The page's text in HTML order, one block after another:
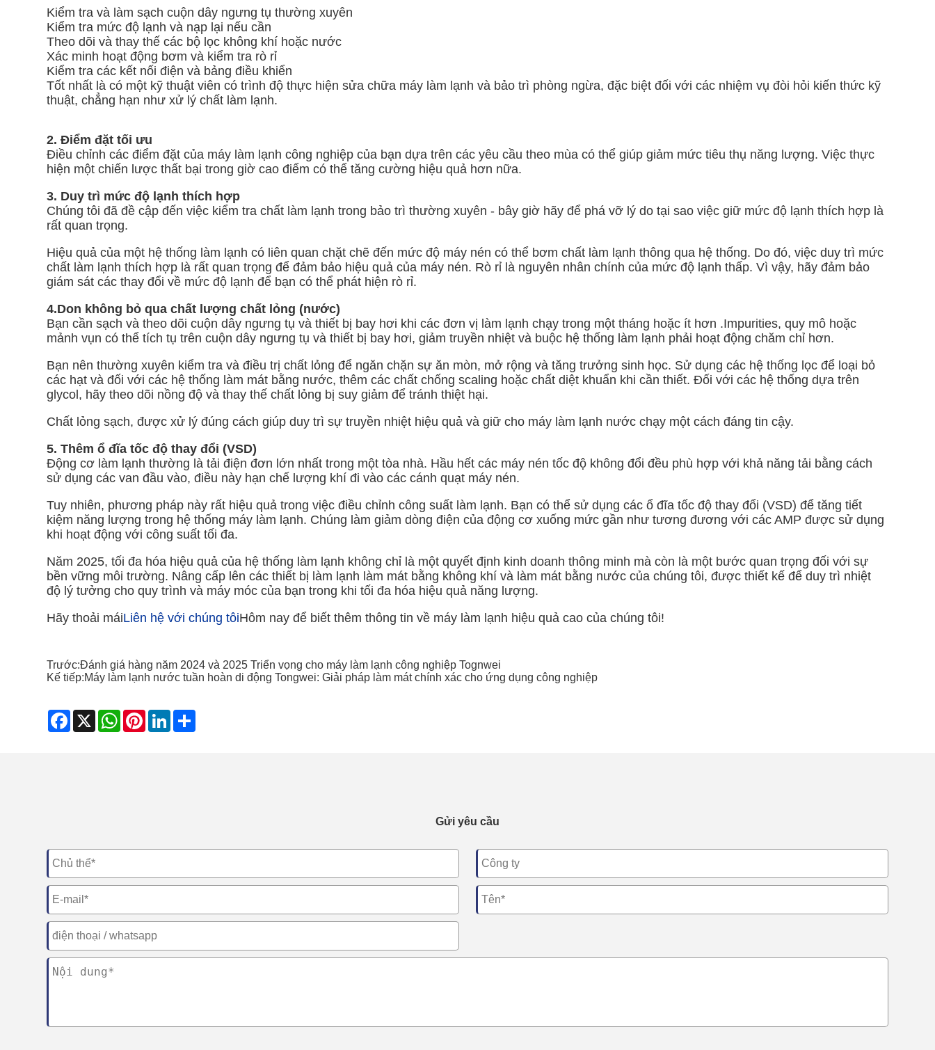
Kiểm tra và làm sạch cuộn dây ngưng tụ thường xuyên
Kiểm tra mức độ lạnh và nạp lại nếu cần
Theo dõi và thay thế các bộ lọc không khí hoặc nước
Xác minh hoạt động bơm và kiểm tra rò rỉ
Kiểm tra các kết nối điện và bảng điều khiển
Tốt nhất là có một kỹ thuật viên có trình độ thực hiện sửa chữa máy làm lạnh và bảo trì phòng ngừa, đặc biệt đối với các nhiệm vụ đòi hỏi kiến ​​thức kỹ
thuật, chẳng hạn như xử lý chất làm lạnh.
2. Điểm đặt tối ưu
Điều chỉnh các điểm đặt của máy làm lạnh công nghiệp của bạn dựa trên các yêu cầu theo mùa có thể giúp giảm mức tiêu thụ năng lượng. Việc thực
hiện một chiến lược thất bại trong giờ cao điểm có thể tăng cường hiệu quả hơn nữa.
3. Duy trì mức độ lạnh thích hợp
Chúng tôi đã đề cập đến việc kiểm tra chất làm lạnh trong bảo trì thường xuyên - bây giờ hãy để phá vỡ lý do tại sao việc giữ mức độ lạnh thích hợp là
rất quan trọng.
Hiệu quả của một hệ thống làm lạnh có liên quan chặt chẽ đến mức độ máy nén có thể bơm chất làm lạnh thông qua hệ thống. Do đó, việc duy trì mức
chất làm lạnh thích hợp là rất quan trọng để đảm bảo hiệu quả của máy nén. Rò rỉ là nguyên nhân chính của mức độ lạnh thấp. Vì vậy, hãy đảm bảo
giám sát các thay đổi về mức độ lạnh để bạn có thể phát hiện rò rỉ.
4.Don không bỏ qua chất lượng chất lỏng (nước)
Bạn cần sạch và theo dõi cuộn dây ngưng tụ và thiết bị bay hơi khi các đơn vị làm lạnh chạy trong một tháng hoặc ít hơn .Impurities, quy mô hoặc
mảnh vụn có thể tích tụ trên cuộn dây ngưng tụ và thiết bị bay hơi, giảm truyền nhiệt và buộc hệ thống làm lạnh phải hoạt động chăm chỉ hơn.
Bạn nên thường xuyên kiểm tra và điều trị chất lỏng để ngăn chặn sự ăn mòn, mở rộng và tăng trưởng sinh học. Sử dụng các hệ thống lọc để loại bỏ
các hạt và đối với các hệ thống làm mát bằng nước, thêm các chất chống scaling hoặc chất diệt khuẩn khi cần thiết. Đối với các hệ thống dựa trên
glycol, hãy theo dõi nồng độ và thay thế chất lỏng bị suy giảm để tránh thiệt hại.
Chất lỏng sạch, được xử lý đúng cách giúp duy trì sự truyền nhiệt hiệu quả và giữ cho máy làm lạnh nước chạy một cách đáng tin cậy.
5. Thêm ổ đĩa tốc độ thay đổi (VSD)
Động cơ làm lạnh thường là tải điện đơn lớn nhất trong một tòa nhà. Hầu hết các máy nén tốc độ không đổi đều phù hợp với khả năng tải bằng cách
sử dụng các van đầu vào, điều này hạn chế lượng khí đi vào các cánh quạt máy nén.
Tuy nhiên, phương pháp này rất hiệu quả trong việc điều chỉnh công suất làm lạnh. Bạn có thể sử dụng các ổ đĩa tốc độ thay đổi (VSD) để tăng tiết
kiệm năng lượng trong hệ thống máy làm lạnh. Chúng làm giảm dòng điện của động cơ xuống mức gần như tương đương với các AMP được sử dụng
khi hoạt động với công suất tối đa.
Năm 2025, tối đa hóa hiệu quả của hệ thống làm lạnh không chỉ là một quyết định kinh doanh thông minh mà còn là một bước quan trọng đối với sự
bền vững môi trường. Nâng cấp lên các thiết bị làm lạnh làm mát bằng không khí và làm mát bằng nước của chúng tôi, được thiết kế để duy trì nhiệt
độ lý tưởng cho quy trình và máy móc của bạn trong khi tối đa hóa hiệu quả năng lượng.
Hãy thoải máiLiên hệ với chúng tôiHôm nay để biết thêm thông tin về máy làm lạnh hiệu quả cao của chúng tôi!
Trước:Đánh giá hàng năm 2024 và 2025 Triển vọng cho máy làm lạnh công nghiệp Tognwei
Kế tiếp:Máy làm lạnh nước tuần hoàn di động Tongwei: Giải pháp làm mát chính xác cho ứng dụng công nghiệp
Facebook
X WhatsApp
PinterestLinkedIn
Gửi yêu cầu